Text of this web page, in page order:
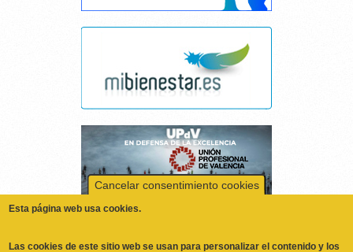
Cancelar consentimiento cookies
Las cookies de este sitio web se usan para personalizar el contenido y los
anuncios, ofrecer funciones de redes sociales y analizar el tráfico.
con nuestros partners de redes sociales, publicidad y análisis web,